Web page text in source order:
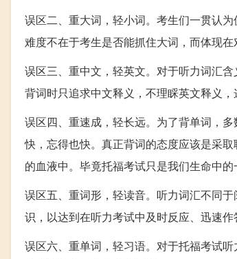
误区二、重大词，轻小词。考生们一贯认
难度不在于考生是否能抓住大词，而体现在
误区三、重中文，轻英文。对于听力词汇
背词时只追求中文释义，不理睬英文释义，
误区四、重速成，轻长远。为了背单词，
快，忘得也快。真正背词的态度应该是采
的血液中。毕竟托福考试只是我们生命中的
误区五、重词形，轻读音。听力词汇不同
识，以达到在听力考试中及时反应、迅速作
误区六、重单词，轻习语。对于托福考试